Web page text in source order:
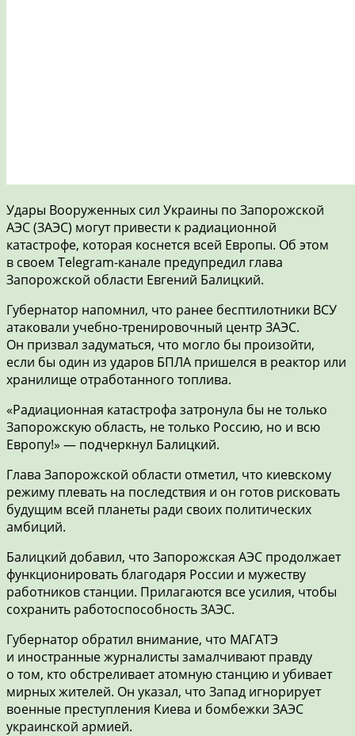
Удары Вооруженных сил Украины по Запорожской
АЭС (ЗАЭС) могут привести к радиационной
катастрофе, которая коснется всей Европы. Об этом
в своем Telegram-канале предупредил глава
Запорожской области Евгений Балицкий.
Губернатор напомнил, что ранее бесптилотники ВСУ
атаковали учебно-тренировочный центр ЗАЭС.
Он призвал задуматься, что могло бы произойти,
если бы один из ударов БПЛА пришелся в реактор или
хранилище отработанного топлива.
«Радиационная катастрофа затронула бы не только
Запорожскую область, не только Россию, но и всю
Европу!» — подчеркнул Балицкий.
Глава Запорожской области отметил, что киевскому
режиму плевать на последствия и он готов рисковать
будущим всей планеты ради своих политических
амбиций.
Балицкий добавил, что Запорожская АЭС продолжает
функционировать благодаря России и мужеству
работников станции. Прилагаются все усилия, чтобы
сохранить работоспособность ЗАЭС.
Губернатор обратил внимание, что МАГАТЭ
и иностранные журналисты замалчивают правду
о том, кто обстреливает атомную станцию и убивает
мирных жителей. Он указал, что Запад игнорирует
военные преступления Киева и бомбежки ЗАЭС
украинской армией.